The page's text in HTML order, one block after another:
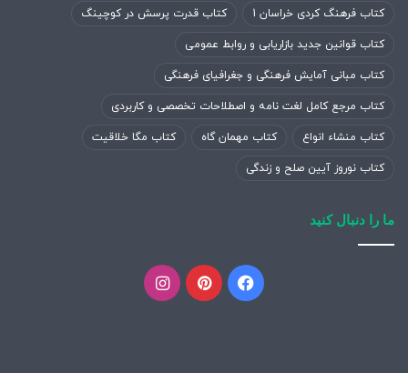
کتاب فرهنگ کردی خراسان 1 کتاب قدرت پرسش در کوچینگ
کتاب قوانین جدید بازاریابی و روابط عمومی
کتاب مبانی آمایش فرهنگی و جغرافیای فرهنگی
کتاب مرجع کامل لغت نامه و اصطلاحات تخصصی و کاربردی
کتاب منشاء انواع کتاب مهمان گاه کتاب مگا خلاقیت
کتاب نوروز آیین صلح و زندگی
ما را دنبال کنید
فیسبوکپینتریستاینستاگرام